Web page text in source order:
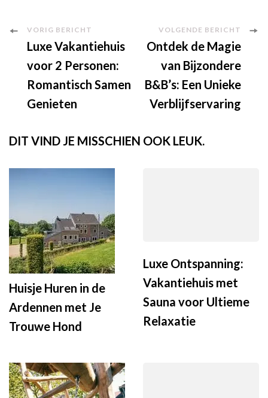
Berichtnavigatie
VORIG BERICHT
Luxe Vakantiehuis
voor 2 Personen:
Romantisch Samen
Genieten
VOLGENDE BERICHT
Ontdek de Magie
van Bijzondere
B&B’s: Een Unieke
Verblijfservaring
DIT VIND JE MISSCHIEN OOK LEUK.
Huisje Huren in de
Ardennen met Je
Trouwe Hond
Luxe Ontspanning:
Vakantiehuis met
Sauna voor Ultieme
Relaxatie